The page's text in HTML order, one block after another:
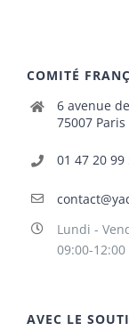
COMITÉ
6 avenue
75007 Paris
01 47 20 99
Lundi -
09:00-
AVEC LE